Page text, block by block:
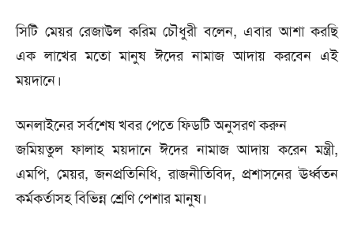
সিটি মেয়র রেজাউল করিম চৌধুরী বলেন, এবার আশা করছি
এক লাখের মতো মানুষ ঈদের নামাজ আদায় করবেন এই
ময়দানে।
অনলাইনের সর্বশেষ খবর পেতে ফিডটি অনুসরণ করুন
জমিয়তুল ফালাহ ময়দানে ঈদের নামাজ আদায় করেন মন্ত্রী,
এমপি, মেয়র, জনপ্রতিনিধি, রাজনীতিবিদ, প্রশাসনের ঊর্ধ্বতন
কর্মকর্তাসহ বিভিন্ন শ্রেণি পেশার মানুষ।